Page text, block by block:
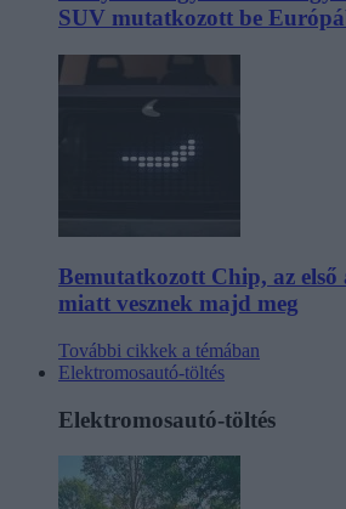
SUV mutatkozott be
Bemutatkozott Chip, az
miatt vesznek majd meg
További cikkek a témában
Elektromosautó-töltés
Elektromosautó-töltés